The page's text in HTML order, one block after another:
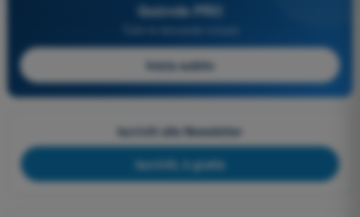
Quizvds PRO
Inizia subito
Iscriviti alla Newsletter
Iscriviti, è gratis